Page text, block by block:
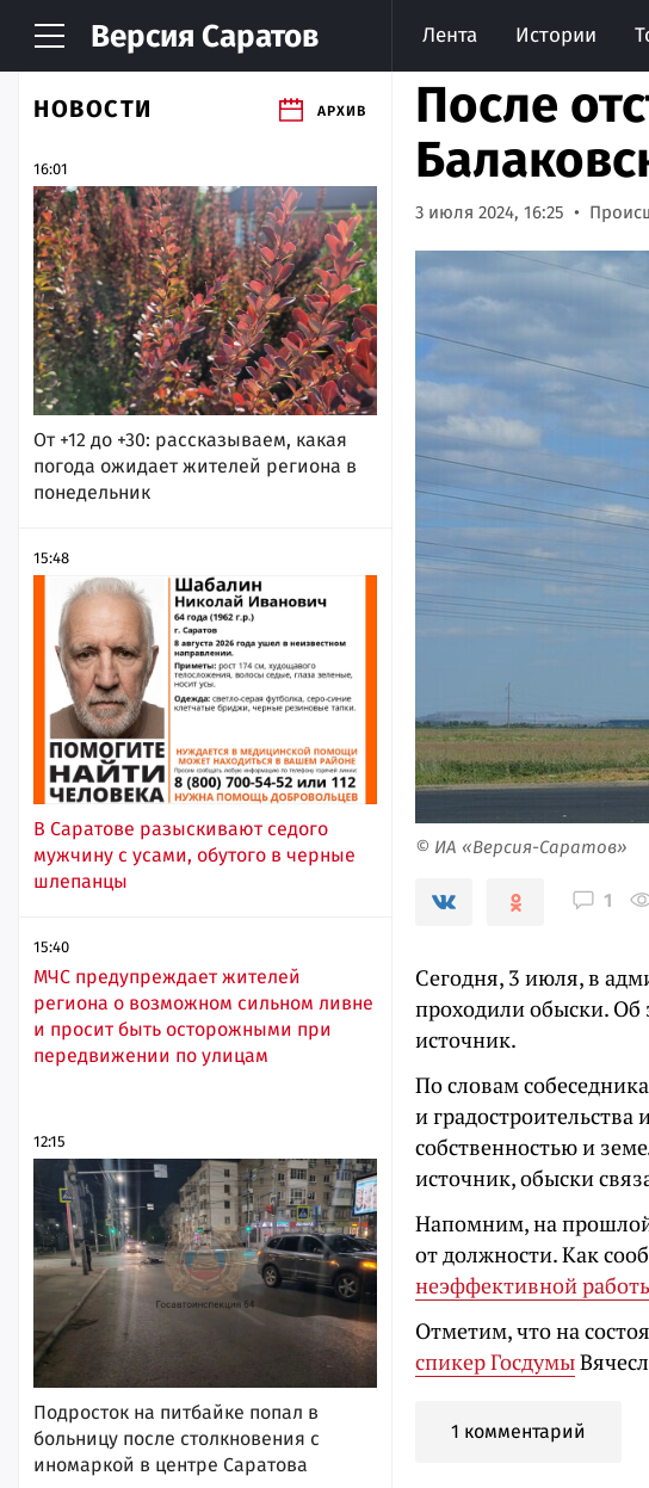
Версия Саратов Лента Истории
НОВОСТИ АРХИВ
16:01
От +12 до +30: рассказываем, какая
погода ожидает жителей региона в
понедельник
15:48
В Саратове разыскивают седого
мужчину с усами, обутого в черные
шлепанцы
15:40
МЧС предупреждает жителей
региона о возможном сильном ливне
и просит быть осторожными при
передвижении по улицам
12:15
Подросток на питбайке попал в
больницу после столкновения с
иномаркой в центре Саратова
После
3 июля 2024, 16:25
© ИА «Версия-Саратов»
1
Сегодня, 3 июля, в
проходили обыски.
источник.
По словам
и
собственностью и
источник, обыски
Напомним, на прошлой
от должности. Как
неэффективной
Отметим, что на
спикер Госдумы
1 комментарий